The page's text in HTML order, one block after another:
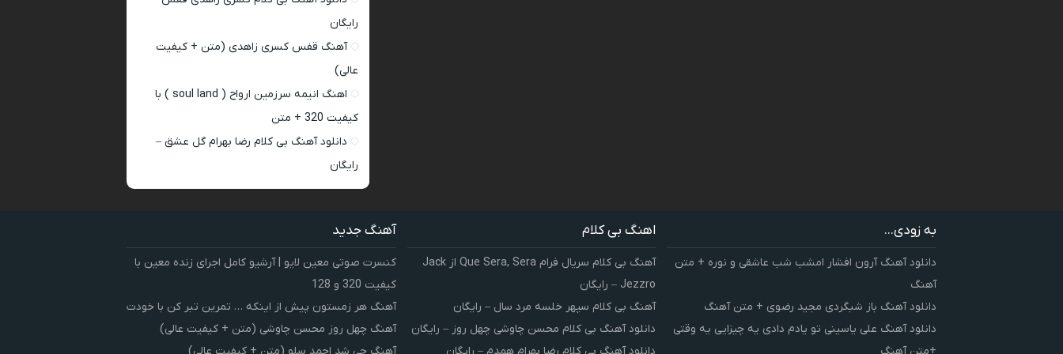
رایگان
آهنگ قفس کسری زاهدی (متن + کیفیت
عالی)
اهنگ انیمه سرزمین ارواح ( soul land ) با
کیفیت 320 + متن
دانلود آهنگ بی کلام رضا بهرام گل عشق –
رایگان
به زودی...
دانلود آهنگ آرون افشار امشب شب عاشقی و نوره + متن
آهنگ
دانلود آهنگ باز شبگردی مجید رضوی + متن آهنگ
دانلود آهنگ علی یاسینی تو یادم دادی یه چیزایی یه وقتی
اهنگ بی کلام
آهنگ بی کلام سریال فرام Que Sera, Sera از Jack
Jezzro – رایگان
آهنگ بی کلام سپهر خلسه مرد سال – رایگان
دانلود آهنگ بی کلام محسن چاوشی چهل روز – رایگان
آهنگ جدید
کنسرت صوتی معین لایو | آرشیو کامل اجرای زنده معین با
کیفیت 320 و 128
آهنگ هر زمستون پیش از اینکه … تمرین تبر کن با خودت
آهنگ چهل روز محسن چاوشی (متن + کیفیت عالی)